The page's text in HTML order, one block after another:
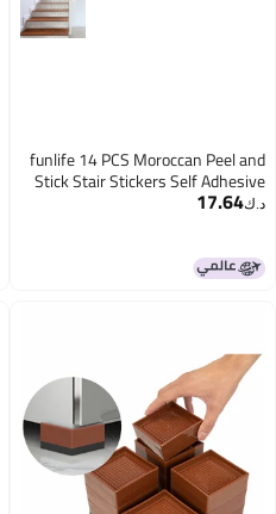
funlife 14 PCS Moroccan Peel and
Stick Stair Stickers Self Adhesive
Boho Vinyl Stair Risers Decals
د.ك‏17.64